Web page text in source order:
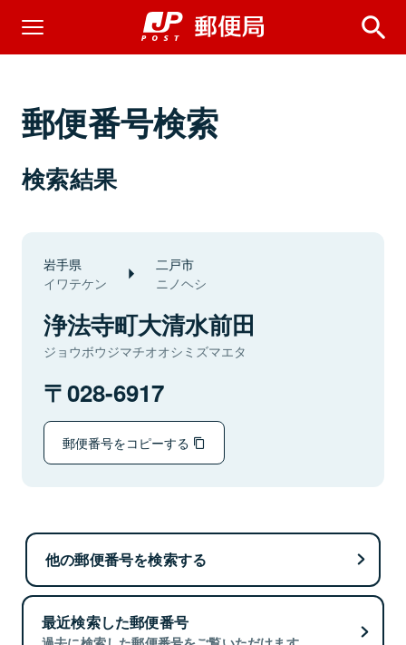
郵便番号検索
検索結果
岩手県
イワテケン
二戸市
ニノヘシ
浄法寺町大清水前田
ジョウボウジマチオオシミズマエタ
028-6917
郵便番号をコピーする
他の郵便番号を検索する
最近検索した郵便番号